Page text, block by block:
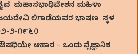
ಮಹಾಸಭಾಧಿವೇಶನ ಮಹಿಳಾ
ಜಯದೇವಿ ಲಿಗಾಡೆಯವರ ಭಾಷಣ ಸ್ಥಳ
೨-೧೯೬೦
ಆಹಾರ – ಒಂದು ವೈಜ್ಞಾನಿಕ